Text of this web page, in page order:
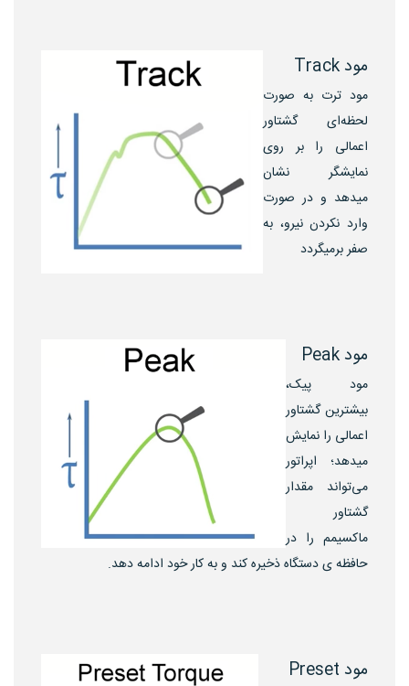
مود Track
مود ترت به صورت
لحظه‌ای گشتاور
اعمالی را بر روی
نمایشگر نشان
میدهد و در صورت
وارد نکردن نیرو، به
صفر برمیگردد
مود Peak
مود پیک،
بیشترین گشتاور
اعمالی را نمایش
میدهد؛ اپراتور
می‌تواند مقدار
گشتاور
ماکسیمم را در
حافظه ی دستگاه ذخیره کند و به کار خود ادامه دهد.
مود Preset